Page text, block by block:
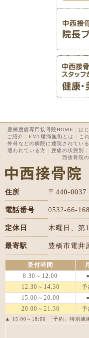
豊橋腰痛専門接骨院HOME は
ご紹介
FMT腰痛施術とは こ
外科などの病院に通院されてい
通われている方
腰痛の状態別
西接骨院
住所 〒440-
電話番号 0532-66-
定休日 木曜日、第
最寄駅 豊橋市電井
受付時間 月
8:30～12:00
●
12:30～14:30
予
15:00～20:00
●
20:00～21:30
予
▲ 15:00～18:00 「予約」特別施